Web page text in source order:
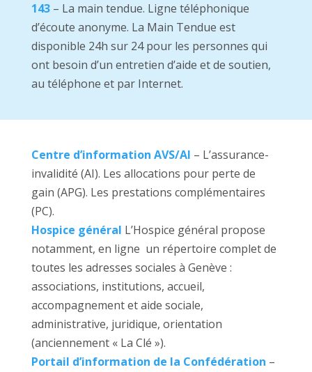
143– La main tendue. Ligne téléphonique
d’écoute anonyme. La Main Tendue est
disponible 24h sur 24 pour les personnes qui
ont besoin d’un entretien d’aide et de soutien,
au téléphone et par Internet.
Centre d’information AVS/AI – L’assurance-
invalidité (AI). Les allocations pour perte de
gain (APG). Les prestations complémentaires
(PC).
Hospice général L’Hospice général propose
notamment, en ligne un répertoire complet de
toutes les adresses sociales à Genève :
associations, institutions, accueil,
accompagnement et aide sociale,
administrative, juridique, orientation
(anciennement « La Clé »).
Portail d’information de la Confédération –